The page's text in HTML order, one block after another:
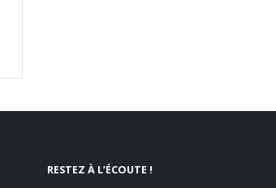
RESTEZ À L’ÉCOUTE !